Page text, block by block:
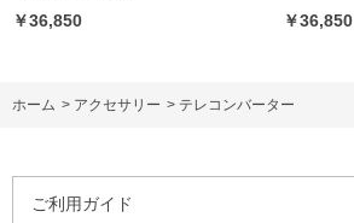
￥36,850 ￥36,850
ホーム > アクセサリー > テレコンバーター
ご利用ガイド